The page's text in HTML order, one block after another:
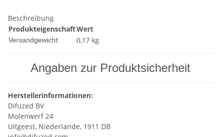
Beschreibung
ProdukteigenschaftWert
Versandgewicht: 0,17 kg
Angaben zur Produktsicherheit
Herstellerinformationen:
Difuzed BV
Molenwerf 24
Uitgeest, Niederlande, 1911 DB